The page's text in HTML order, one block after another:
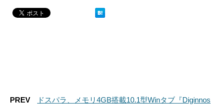
PREV
ドスパラ、メモリ4GB搭載10.1型Winタブ『Diginnos